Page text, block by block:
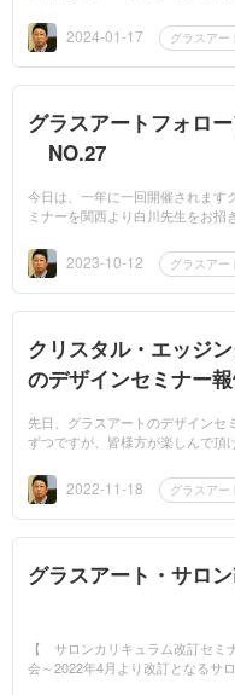
作れます。ステンド...
2024-01-17 グラスアー
グラスアートフォロ
NO.27
今日は、一年に一回開催されます
ミナーを関西より白川先生をお招
ぶりの先生方から...
2023-10-12 グラスアー
クリスタル・エッジ
のデザインセミナー
先日、グラスアートのデザインセ
ずつですが、皆様方が楽しんで頂
のお教室活動に役...
2022-11-18 グラスアー
グラスアート・サロ
【 サロンカリキュラム改訂セ
会～2022年4月より改訂となるサ